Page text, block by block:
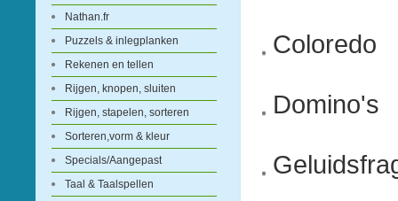
Nathan.fr
Puzzels & inlegplanken
Rekenen en tellen
Rijgen, knopen, sluiten
Rijgen, stapelen, sorteren
Sorteren,vorm & kleur
Specials/Aangepast
Taal & Taalspellen
Coloredo
Domino's